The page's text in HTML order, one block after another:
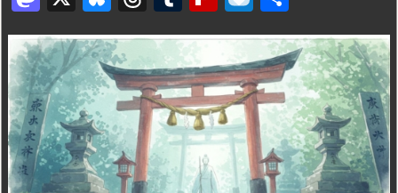
a
st
o
d
o
n
u
e
s
k
y
hr
e
a
d
s
u
m
bl
r
ip
o
ar
d
ai
n
dr
o
p.
io
有